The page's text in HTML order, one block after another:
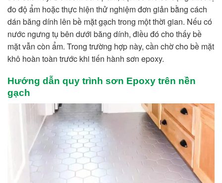
đo độ ẩm hoặc thực hiện thử nghiệm đơn giản bằng cách
dán băng dính lên bề mặt gạch trong một thời gian. Nếu có
nước ngưng tụ bên dưới băng dính, điều đó cho thấy bề
mặt vẫn còn ẩm. Trong trường hợp này, cần chờ cho bề mặt
khô hoàn toàn trước khi tiến hành sơn epoxy.
Hướng dẫn quy trình sơn Epoxy trên nền
gạch